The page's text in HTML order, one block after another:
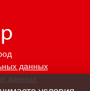
данных
данных